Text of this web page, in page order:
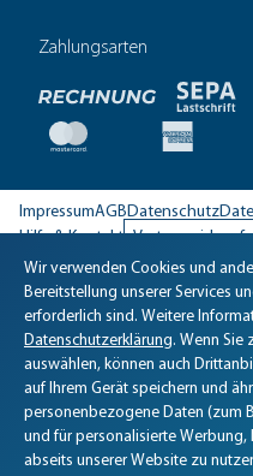
Zahlungsarten
ImpressumAGBDatenschutz
Hilfe & Kontakt Vertrag
Biomaris Cookie-
Wir verwenden Cookies und
Bereitstellung unserer Services
erforderlich sind. Weitere
Datenschutzerklärung. Wenn Sie
auswählen, können auch
auf Ihrem Gerät speichern und
personenbezogene Daten (zum
und für personalisierte Werbung,
abseits unserer Website zu